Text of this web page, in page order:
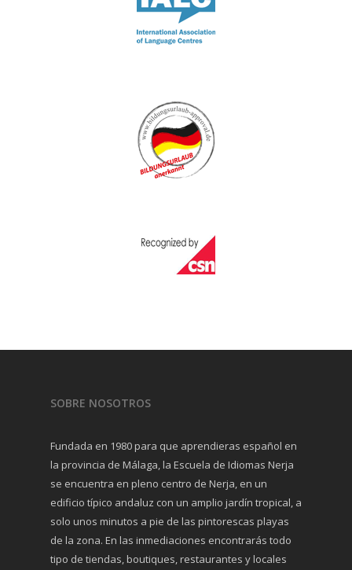
SOBRE NOSOTROS
Fundada en 1980 para que aprendieras español en
la provincia de Málaga, la Escuela de Idiomas Nerja
se encuentra en pleno centro de Nerja, en un
edificio típico andaluz con un amplio jardín tropical, a
solo unos minutos a pie de las pintorescas playas
de la zona. En las inmediaciones encontrarás todo
tipo de tiendas, boutiques, restaurantes y locales